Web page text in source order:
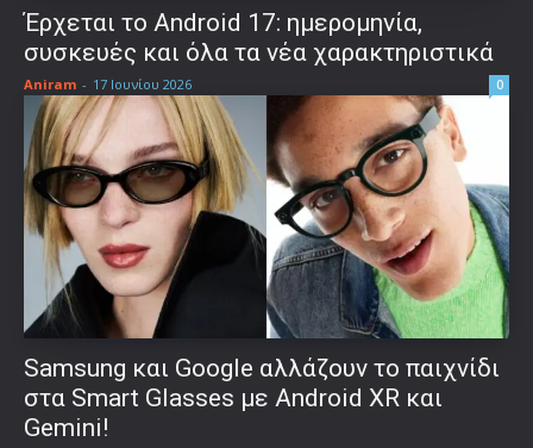
Έρχεται το Android 17: ημερομηνία,
συσκευές και όλα τα νέα χαρακτηριστικά
Aniram - 17 Ιουνίου 2026 0
Samsung και Google αλλάζουν το παιχνίδι
στα Smart Glasses με Android XR και
Gemini!